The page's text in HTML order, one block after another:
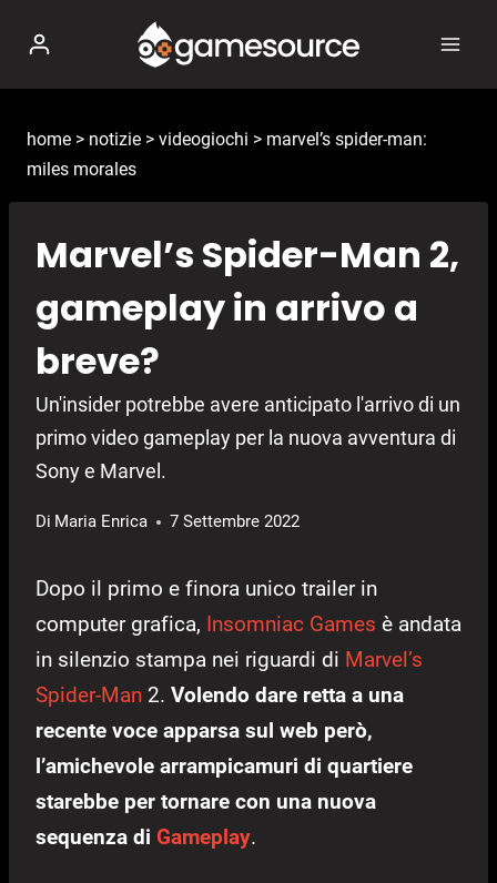
contenuto
home > notizie > videogiochi > marvel’s spider-man:
miles morales
Marvel’s Spider-Man 2,
gameplay in arrivo a
breve?
Un'insider potrebbe avere anticipato l'arrivo di un
primo video gameplay per la nuova avventura di
Sony e Marvel.
Di Maria Enrica 7 Settembre 2022
Dopo il primo e finora unico trailer in
computer grafica, Insomniac Games è andata
in silenzio stampa nei riguardi di Marvel’s
Spider-Man 2. Volendo dare retta a una
recente voce apparsa sul web però,
l’amichevole arrampicamuri di quartiere
starebbe per tornare con una nuova
sequenza di Gameplay.